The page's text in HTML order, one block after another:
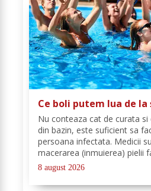
Ce boli putem lua de
Nu conteaza cat de curata
din bazin, este suficient sa
persoana infectata. Medicii
macerarea (inmuierea) pielii
infectiilor micotice, care prin
usor. Cel mai intalnit tip de...
8 august 2026